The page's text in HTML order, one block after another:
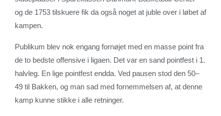
og de 1753 tilskuere fik da også noget at juble over i løbet af
kampen.
Publikum blev nok engang fornøjet med en masse point fra
de to bedste offensive i ligaen. Det var en sand pointfest i 1.
halvleg. En lige pointfest endda. Ved pausen stod den 50–
49 til Bakken, og man sad med fornemmelsen af, at denne
kamp kunne stikke i alle retninger.